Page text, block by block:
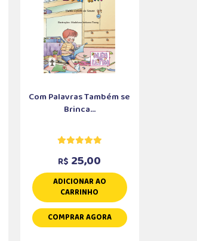
Com Palavras Também se
Brinca...
R$ 25,00
ADICIONAR AO
CARRINHO
COMPRAR AGORA